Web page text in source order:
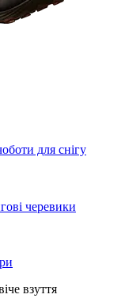
для снігу
черевики
взуття